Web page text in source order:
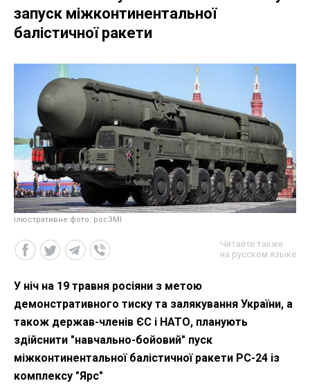
запуск міжконтинентальної
балістичної ракети
ілюстративне фото: росЗМІ
Читайте также
на русском языке
У ніч на 19 травня росіяни з метою
демонстративного тиску та залякування України, а
також держав-членів ЄС і НАТО, планують
здійснити "навчально-бойовий" пуск
міжконтинентальної балістичної ракети РС-24 із
комплексу "Ярс"